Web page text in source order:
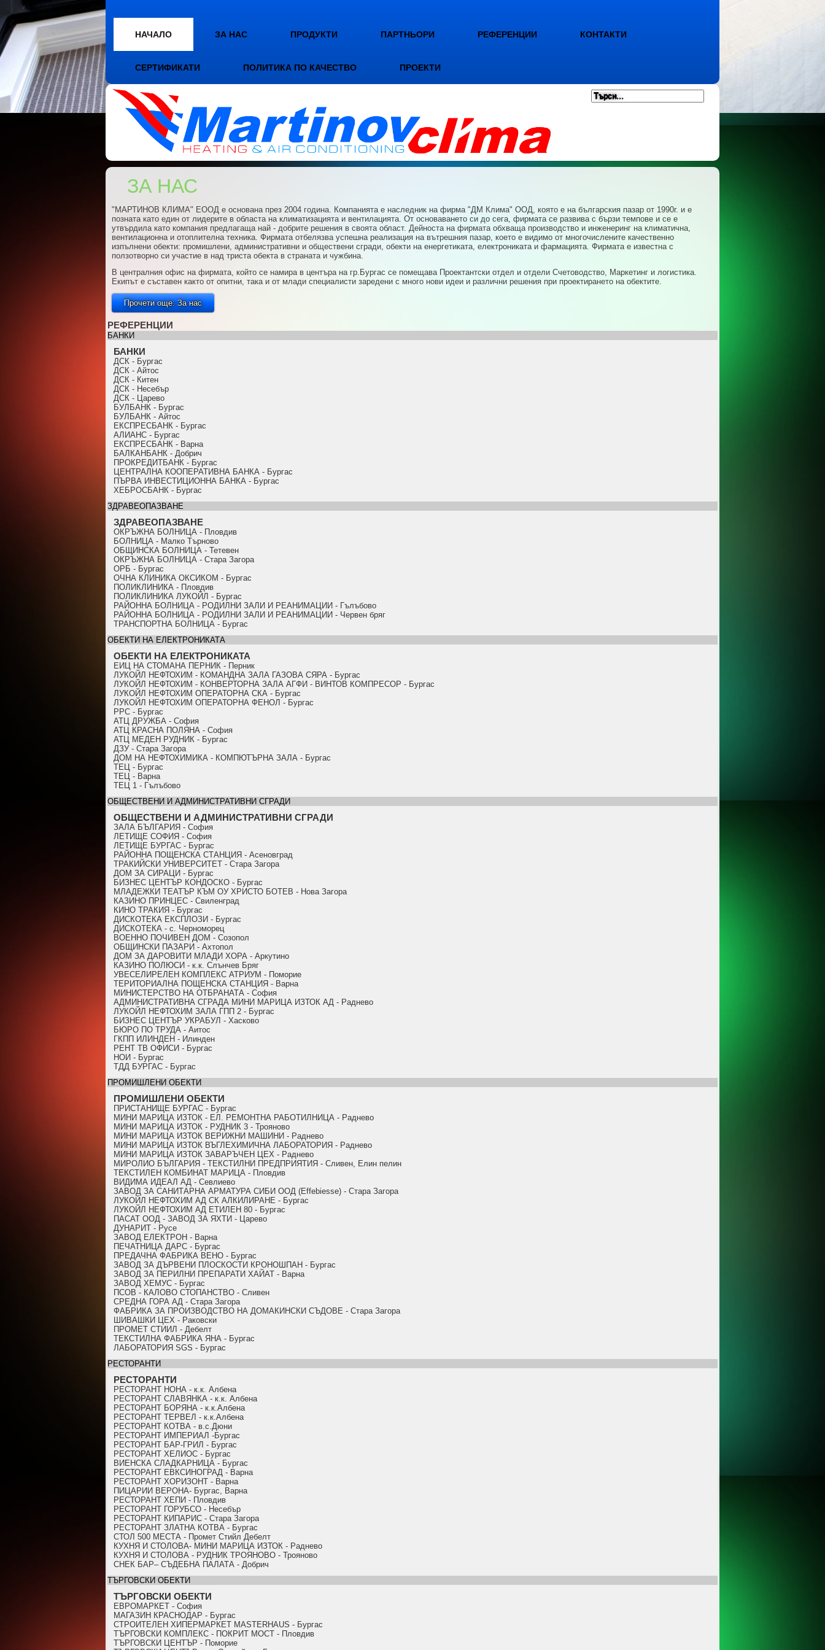
НАЧАЛО ЗА НАС ПРОДУКТИ ПАРТНЬОРИ РЕФЕРЕНЦИИ КОНТАКТИ
СЕРТИФИКАТИ ПОЛИТИКА ПО КАЧЕСТВО ПРОЕКТИ
ЗА НАС
"МАРТИНОВ КЛИМА" ЕООД е основана през 2004 година. Компанията е наследник на фирма "ДМ Клима" ООД, която е на българския пазар от 1990г. и е
позната като един от лидерите в областа на климатизацията и вентилацията. От основаването си до сега, фирмата се развива с бързи темпове и се е
утвърдила като компания предлагаща най - добрите решения в своята област. Дейноста на фирмата обхваща производство и инженеринг на климатична,
вентилационна и отоплителна техника. Фирмата отбелязва успешна реализация на вътрешния пазар, което е видимо от многочислените качественно
изпълнени обекти: промишлени, административни и обществени сгради, обекти на енергетиката, електрониката и фармацията. Фирмата e известна с
ползотворно си участие в над триста обекта в страната и чужбина.
В централния офис на фирмата, който се намира в центъра на гр.Бургас се помещава Проектантски отдел и отдели Счетоводство, Маркетинг и логистика.
Екипът е съставен както от опитни, така и от млади специалисти заредени с много нови идеи и различни решения при проектирането на обектите.
Прочети още: За нас
РЕФЕРЕНЦИИ
БАНКИ
БАНКИ
ДСК - Бургас
ДСК - Айтос
ДСК - Китен
ДСК - Несебър
ДСК - Царево
БУЛБАНК - Бургас
БУЛБАНК - Айтос
ЕКСПРЕСБАНК - Бургас
АЛИАНС - Бургас
ЕКСПРЕСБАНК - Варна
БАЛКАНБАНК - Добрич
ПРОКРЕДИТБАНК - Бургас
ЦЕНТРАЛНА КООПЕРАТИВНА БАНКА - Бургас
ПЪРВА ИНВЕСТИЦИОННА БАНКА - Бургас
ХЕБРОСБАНК - Бургас
ЗДРАВЕОПАЗВАНЕ
ЗДРАВЕОПАЗВАНЕ
ОКРЪЖНА БОЛНИЦА - Пловдив
БОЛНИЦА - Малко Търново
ОБЩИНСКА БОЛНИЦА - Тетевен
ОКРЪЖНА БОЛНИЦА - Стара Загора
ОРБ - Бургас
ОЧНА КЛИНИКА ОКСИКОМ - Бургас
ПОЛИКЛИНИКА - Пловдив
ПОЛИКЛИНИКА ЛУКОЙЛ - Бургас
РАЙОННА БОЛНИЦА - РОДИЛНИ ЗАЛИ И РЕАНИМАЦИИ - Гълъбово
РАЙОННА БОЛНИЦА - РОДИЛНИ ЗАЛИ И РЕАНИМАЦИИ - Червен бряг
ТРАНСПОРТНА БОЛНИЦА - Бургас
ОБЕКТИ НА ЕЛЕКТРОНИКАТА
ОБЕКТИ НА ЕЛЕКТРОНИКАТА
ЕИЦ НА СТОМАНА ПЕРНИК - Перник
ЛУКОЙЛ НЕФТОХИМ - КОМАНДНА ЗАЛА ГАЗОВА СЯРА - Бургас
ЛУКОЙЛ НЕФТОХИМ - КОНВЕРТОРНА ЗАЛА АГФИ - ВИНТОВ КОМПРЕСОР - Бургас
ЛУКОЙЛ НЕФТОХИМ ОПЕРАТОРНА СКА - Бургас
ЛУКОЙЛ НЕФТОХИМ ОПЕРАТОРНА ФЕНОЛ - Бургас
PPC - Бургас
АТЦ ДРУЖБА - София
АТЦ КРАСНА ПОЛЯНА - София
АТЦ МЕДЕН РУДНИК - Бургас
ДЗУ - Стара Загора
ДОМ НА НЕФТОХИМИКА - КОМПЮТЪРНА ЗАЛА - Бургас
ТЕЦ - Бургас
ТЕЦ - Варна
ТЕЦ 1 - Гълъбово
ОБЩЕСТВЕНИ И АДМИНИСТРАТИВНИ СГРАДИ
ОБЩЕСТВЕНИ И АДМИНИСТРАТИВНИ СГРАДИ
ЗАЛА БЪЛГАРИЯ - София
ЛЕТИЩЕ СОФИЯ - София
ЛЕТИЩЕ БУРГАС - Бургас
РАЙОННА ПОЩЕНСКА СТАНЦИЯ - Асеновград
ТРАКИЙСКИ УНИВЕРСИТЕТ - Стара Загора
ДОМ ЗА СИРАЦИ - Бургас
БИЗНЕС ЦЕНТЪР КОНДОСКО - Бургас
МЛАДЕЖКИ ТЕАТЪР КЪМ ОУ ХРИСТО БОТЕВ - Нова Загора
КАЗИНО ПРИНЦЕС - Свиленград
КИНО ТРАКИЯ - Бургас
ДИСКОТЕКА ЕКСПЛОЗИ - Бургас
ДИСКОТЕКА - с. Черноморец
ВОЕННО ПОЧИВЕН ДОМ - Созопол
ОБЩИНСКИ ПАЗАРИ - Ахтопол
ДОМ ЗА ДАРОВИТИ МЛАДИ ХОРА - Аркутино
КАЗИНО ПОЛЮСИ - к.к. Слънчев Бряг
УВЕСЕЛИРЕЛЕН КОМПЛЕКС АТРИУМ - Поморие
ТЕРИТОРИАЛНА ПОЩЕНСКА СТАНЦИЯ - Варна
МИНИСТЕРСТВО НА ОТБРАНАТА - София
АДМИНИСТРАТИВНА СГРАДА МИНИ МАРИЦА ИЗТОК АД - Раднево
ЛУКОЙЛ НЕФТОХИМ ЗАЛА ГПП 2 - Бургас
БИЗНЕС ЦЕНТЪР УКРАБУЛ - Хасково
БЮРО ПО ТРУДА - Аитос
ГКПП ИЛИНДЕН - Илинден
РЕНТ ТВ ОФИСИ - Бургас
НОИ - Бургас
ТДД БУРГАС - Бургас
ПРОМИШЛЕНИ ОБЕКТИ
ПРОМИШЛЕНИ ОБЕКТИ
ПРИСТАНИЩЕ БУРГАС - Бургас
МИНИ МАРИЦА ИЗТОК - ЕЛ. РЕМОНТНА РАБОТИЛНИЦА - Раднево
МИНИ МАРИЦА ИЗТОК - РУДНИК 3 - Трояново
МИНИ МАРИЦА ИЗТОК ВЕРИЖНИ МАШИНИ - Раднево
МИНИ МАРИЦА ИЗТОК ВЪГЛЕХИМИЧНА ЛАБОРАТОРИЯ - Раднево
МИНИ МАРИЦА ИЗТОК ЗАВАРЪЧЕН ЦЕХ - Раднево
МИРОЛИО БЪЛГАРИЯ - ТЕКСТИЛНИ ПРЕДПРИЯТИЯ - Сливен, Елин пелин
ТЕКСТИЛЕН КОМБИНАТ МАРИЦА - Пловдив
ВИДИМА ИДЕАЛ АД - Севлиево
ЗАВОД ЗА САНИТАРНА АРМАТУРА СИБИ ООД (Effebiesse) - Стара Загора
ЛУКОЙЛ НЕФТОХИМ АД СК АЛКИЛИРАНЕ - Бургас
ЛУКОЙЛ НЕФТОХИМ АД ЕТИЛЕН 80 - Бургас
ПАСАТ ООД - ЗАВОД ЗА ЯХТИ - Царево
ДУНАРИТ - Русе
ЗАВОД ЕЛЕКТРОН - Варна
ПЕЧАТНИЦА ДАРС - Бургас
ПРЕДАЧНА ФАБРИКА ВЕНО - Бургас
ЗАВОД ЗА ДЪРВЕНИ ПЛОСКОСТИ КРОНОШПАН - Бургас
ЗАВОД ЗА ПЕРИЛНИ ПРЕПАРАТИ ХАЙАТ - Варна
ЗАВОД ХЕМУС - Бургас
ПСОВ - КАЛОВО СТОПАНСТВО - Сливен
СРЕДНА ГОРА АД - Стара Загора
ФАБРИКА ЗА ПРОИЗВОДСТВО НА ДОМАКИНСКИ СЪДОВЕ - Стара Загора
ШИВАШКИ ЦЕХ - Раковски
ПРОМЕТ СТИИЛ - Дебелт
ТЕКСТИЛНА ФАБРИКА ЯНА - Бургас
ЛАБОРАТОРИЯ SGS - Бургас
РЕСТОРАНТИ
РЕСТОРАНТИ
РЕСТОРАНТ НОНА - к.к. Албена
РЕСТОРАНТ СЛАВЯНКА - к.к. Албена
РЕСТОРАНТ БОРЯНА - к.к.Албена
РЕСТОРАНТ ТЕРВЕЛ - к.к.Албена
РЕСТОРАНТ КОТВА - в.с.Дюни
РЕСТОРАНТ ИМПЕРИАЛ -Бургас
РЕСТОРАНТ БАР-ГРИЛ - Бургас
РЕСТОРАНТ ХЕЛИОС - Бургас
ВИЕНСКА СЛАДКАРНИЦА - Бургас
РЕСТОРАНТ ЕВКСИНОГРАД - Варна
РЕСТОРАНТ ХОРИЗОНТ - Варна
ПИЦАРИИ ВЕРОНА- Бургас, Варна
РЕСТОРАНТ ХЕПИ - Пловдив
РЕСТОРАНТ ГОРУБСО - Несебър
РЕСТОРАНТ КИПАРИС - Стара Загора
РЕСТОРАНТ ЗЛАТНА КОТВА - Бургас
СТОЛ 500 МЕСТА - Промет Стийл Дебелт
КУХНЯ И СТОЛОВА- МИНИ МАРИЦА ИЗТОК - Раднево
КУХНЯ И СТОЛОВА - РУДНИК ТРОЯНОВО - Трояново
СНЕК БАР– СЪДЕБНА ПАЛАТА - Добрич
ТЪРГОВСКИ ОБЕКТИ
ТЪРГОВСКИ ОБЕКТИ
ЕВРОМАРКЕТ - София
МАГАЗИН КРАСНОДАР - Бургас
СТРОИТЕЛЕН ХИПЕРМАРКЕТ MASTERHAUS - Бургас
ТЪРГОВСКИ КОМПЛЕКС - ПОКРИТ МОСТ - Пловдив
ТЪРГОВСКИ ЦЕНТЪР - Поморие